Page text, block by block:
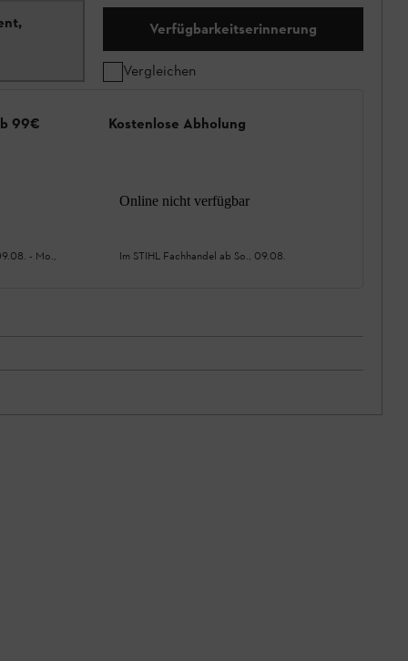
Verfügbarkeitserinnerung
Vergleichen
99€
- Mo.,
Kostenlose Abholung
Online nicht verfügbar
Im STIHL Fachhandel ab So., 09.08.